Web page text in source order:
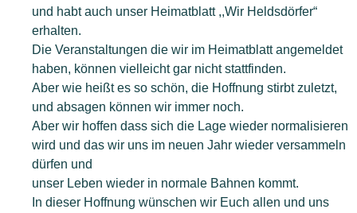
und habt auch unser Heimatblatt ,,Wir Heldsdörfer“
erhalten.
Die Veranstaltungen die wir im Heimatblatt angemeldet
haben, können vielleicht gar nicht stattfinden.
Aber wie heißt es so schön, die Hoffnung stirbt zuletzt,
und absagen können wir immer noch.
Aber wir hoffen dass sich die Lage wieder normalisieren
wird und das wir uns im neuen Jahr wieder versammeln
dürfen und
unser Leben wieder in normale Bahnen kommt.
In dieser Hoffnung wünschen wir Euch allen und uns